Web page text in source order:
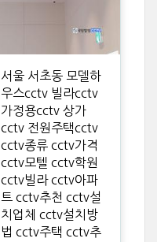
서울 서초동 모델하
우스cctv 빌라cctv
가정용cctv 상가
cctv 전원주택cctv
cctv종류 cctv가격
cctv모텔 cctv학원
cctv빌라 cctv아파
트 cctv추천 cctv설
치업체 cctv설치방
법 cctv주택 cctv추